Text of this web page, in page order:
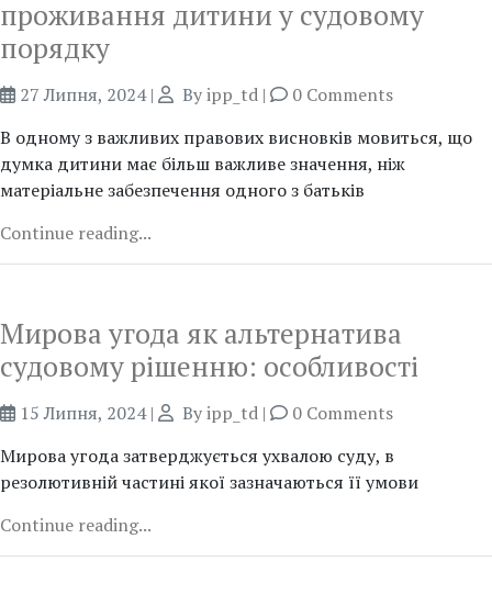
проживання дитини у судовому
порядку
27 Липня, 2024| Byipp_td |
0 Comments
В одному з важливих правових висновків мовиться, що
думка дитини має більш важливе значення, ніж
матеріальне забезпечення одного з батьків
Continue reading...
Мирова угода як альтернатива
судовому рішенню: особливості
15 Липня, 2024| Byipp_td |
0 Comments
Мирова угода затверджується ухвалою суду, в
резолютивній частині якої зазначаються її умови
Continue reading...